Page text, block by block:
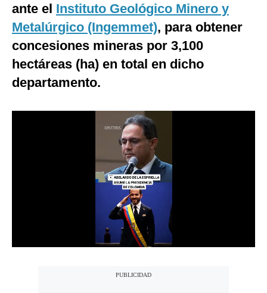
G de Gestión
Notas Contratadas
Podcast
Gestión TV
Videos
ante el Instituto Geológico Minero y
Metalúrgico (Ingemmet), para obtener
concesiones mineras por 3,100
hectáreas (ha) en total en dicho
departamento.